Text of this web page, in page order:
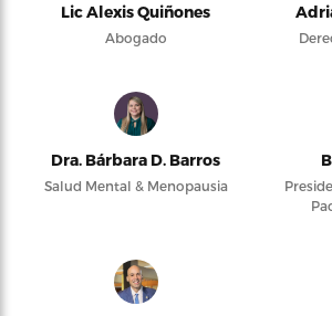
Lic Alexis Quiñones
Abogado
Dra. Bárbara D. Barros
Salud Mental & Menopausia